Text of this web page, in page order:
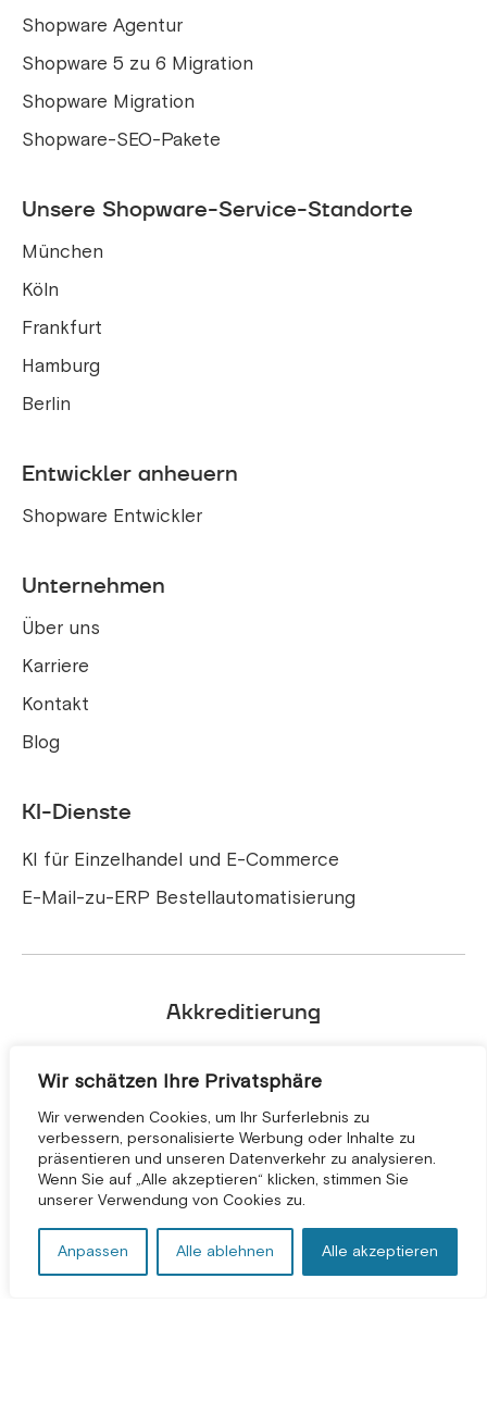
Wir schätzen Ihre Privatsphäre
Wir verwenden Cookies, um Ihr Surferlebnis zu
verbessern, personalisierte Werbung oder Inhalte zu
präsentieren und unseren Datenverkehr zu analysieren.
Wenn Sie auf „Alle akzeptieren“ klicken, stimmen Sie
unserer Verwendung von Cookies zu.
Anpassen Alle ablehnen Alle akzeptieren
KOSTENLOSE BERATUNG *
Shopware Agentur
Shopware 5 zu 6 Migration
Shopware Migration
Shopware-SEO-Pakete
Unsere Shopware-Service-Standorte
München
Köln
Frankfurt
Hamburg
Berlin
Entwickler anheuern
Shopware Entwickler
Unternehmen
Über uns
Karriere
Kontakt
Blog
KI-Dienste
KI für Einzelhandel und E-Commerce
E-Mail-zu-ERP Bestellautomatisierung
Akkreditierung